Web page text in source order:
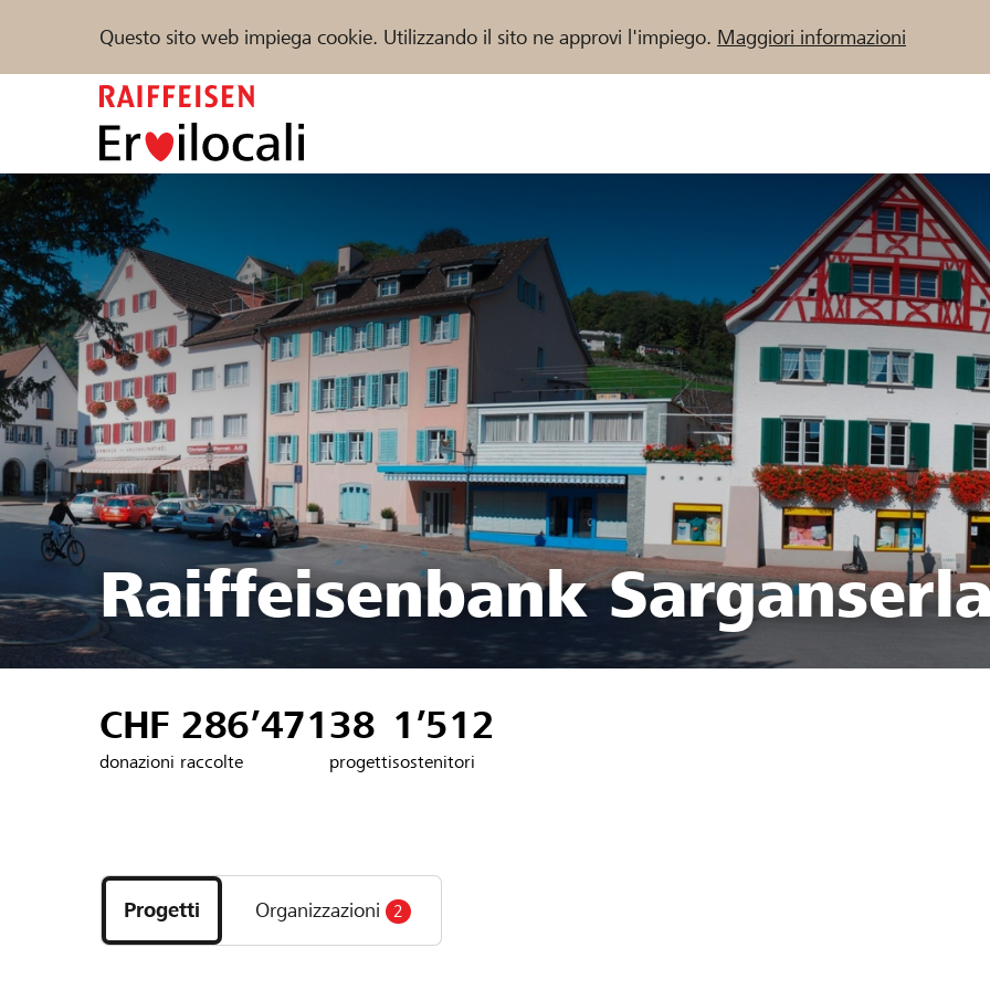
Questo sito web impiega cookie. Utilizzando il sito ne approvi l'impiego. Maggiori informazioni
Sostenere
Trova progetti e organizzazioni
DE FR IT
Raiffeisenbank
CHF 286’471
donazioni raccolte
38
progetti
1’512
sostenitori
i
progetti
e
Progetti Organizzazioni 2